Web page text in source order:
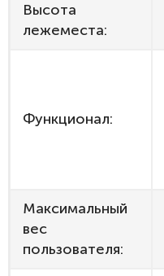
Высота
лежеместа:
Функционал:
Максимальный
вес
пользователя: